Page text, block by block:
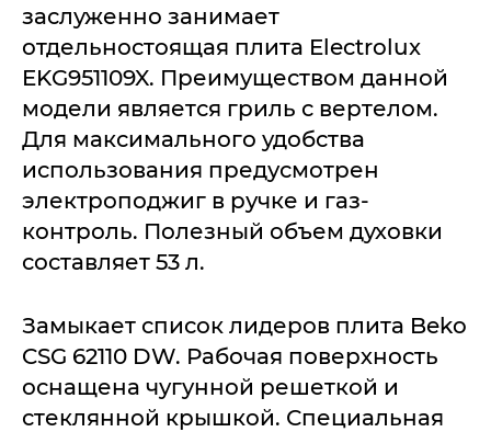
заслуженно занимает
отдельностоящая плита Electrolux
EKG951109X. Преимуществом данной
модели является гриль с вертелом.
Для максимального удобства
использования предусмотрен
электроподжиг в ручке и газ-
контроль. Полезный объем духовки
составляет 53 л.
Замыкает список лидеров плита Beko
CSG 62110 DW. Рабочая поверхность
оснащена чугунной решеткой и
стеклянной крышкой. Специальная